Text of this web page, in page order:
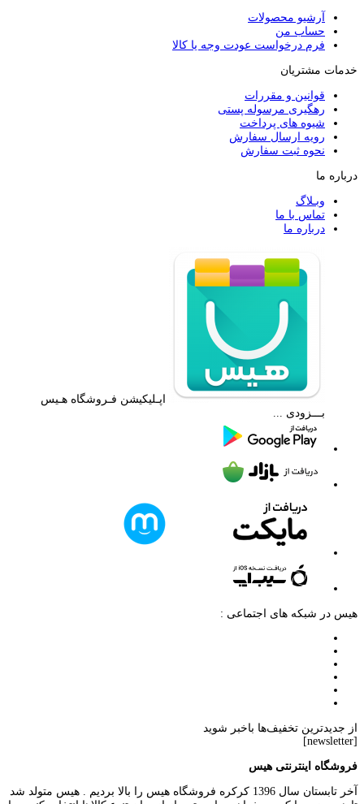
آرشیو محصولات
حساب من
فرم درخواست عودت وجه یا کالا
خدمات مشتریان
قوانین و مقررات
رهگیری مرسوله پستی
شیوه های پرداخت
رویه ارسال سفارش
نحوه ثبت سفارش
درباره ما
وبـلاگ
تماس با ما
درباره ما
اپـلیکیشن فـروشگاه هـیس
بـــزودی ...
هیس در شبکه های اجتماعی :
از جدیدترین تخفیف‌ها باخبر شوید
[newsletter]
فروشگاه اینترنتی هیس
آخر تابستان سال 1396 کرکره فروشگاه هیس را بالا بردیم . هیس متولد شد